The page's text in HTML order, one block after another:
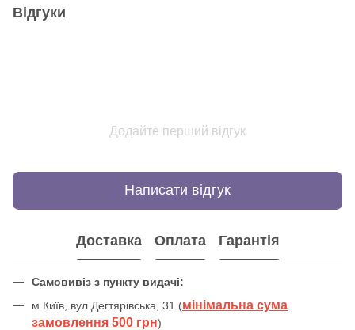
Відгуки
Додайте перший відгук
Написати відгук
Доставка Оплата Гарантія
Самовивіз з пункту видачі:
м.Київ, вул.Дегтярівська, 31 (мінімальна сума
замовлення 500 грн)